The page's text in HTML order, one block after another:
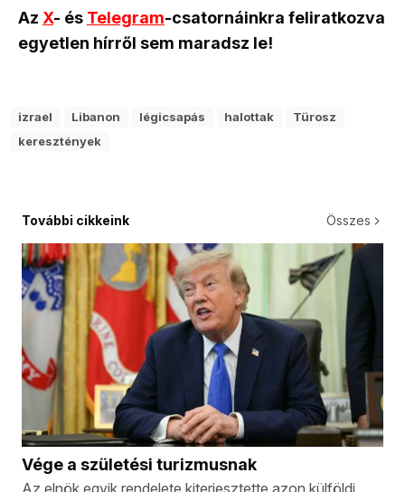
Az X- és Telegram-csatornáinkra feliratkozva
egyetlen hírről sem maradsz le!
izrael Libanon légicsapás halottak
Türosz
keresztények
További cikkeink Összes
Vége a születési turizmusnak